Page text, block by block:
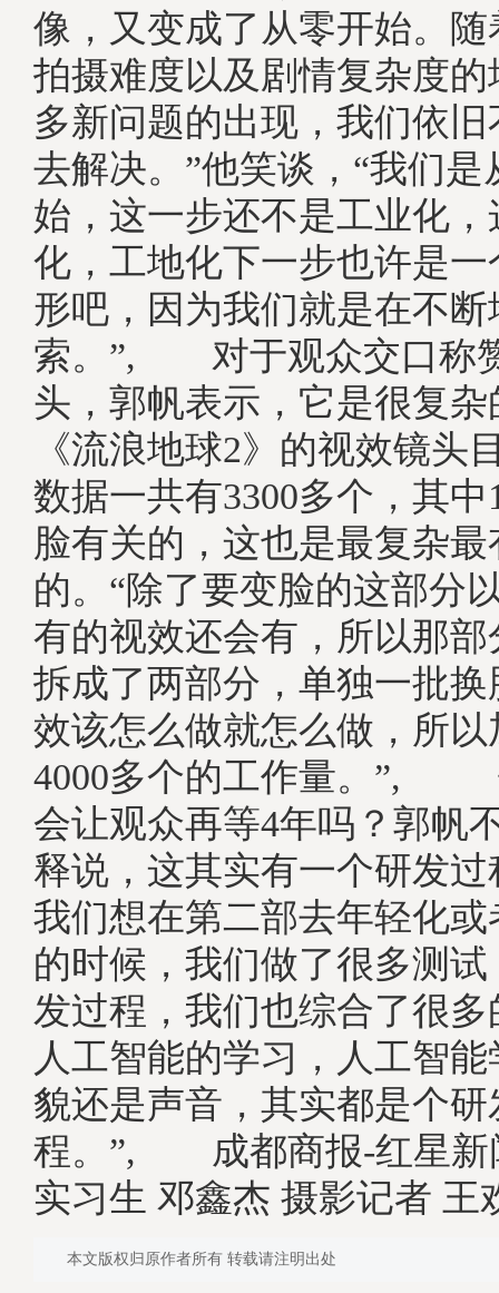
像，又变成了从零开始。
拍摄难度以及剧情复杂度
多新问题的出现，我们依
去解决。”他笑谈，“我们是
始，这一步还不是工业化
化，工地化下一步也许是
形吧，因为我们就是在不断
索。”, 对于观众交口称
头，郭帆表示，它是很复
《流浪地球2》的视效镜头
数据一共有3300多个，其中
脸有关的，这也是最复杂最
的。“除了要变脸的这部分
有的视效还会有，所以那
拆成了两部分，单独一批
效该怎么做就怎么做，所
4000多个的工作量。”,
会让观众再等4年吗？郭帆
释说，这其实有一个研发过
我们想在第二部去年轻化
的时候，我们做了很多测
发过程，我们也综合了很
人工智能的学习，人工智
貌还是声音，其实都是个研
程。”, 成都商报-红星新
实习生 邓鑫杰 摄影记者 王
本文版权归原作者所有 转载请注明出处